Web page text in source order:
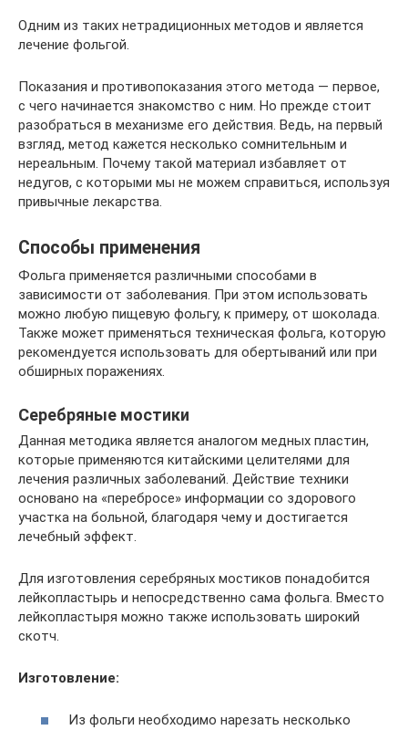
Одним из таких нетрадиционных методов и является
лечение фольгой.
Показания и противопоказания этого метода — первое,
с чего начинается знакомство с ним. Но прежде стоит
разобраться в механизме его действия. Ведь, на первый
взгляд, метод кажется несколько сомнительным и
нереальным. Почему такой материал избавляет от
недугов, с которыми мы не можем справиться, используя
привычные лекарства.
Способы применения
Фольга применяется различными способами в
зависимости от заболевания. При этом использовать
можно любую пищевую фольгу, к примеру, от шоколада.
Также может применяться техническая фольга, которую
рекомендуется использовать для обертываний или при
обширных поражениях.
Серебряные мостики
Данная методика является аналогом медных пластин,
которые применяются китайскими целителями для
лечения различных заболеваний. Действие техники
основано на «перебросе» информации со здорового
участка на больной, благодаря чему и достигается
лечебный эффект.
Для изготовления серебряных мостиков понадобится
лейкопластырь и непосредственно сама фольга. Вместо
лейкопластыря можно также использовать широкий
скотч.
Изготовление:
Из фольги необходимо нарезать несколько